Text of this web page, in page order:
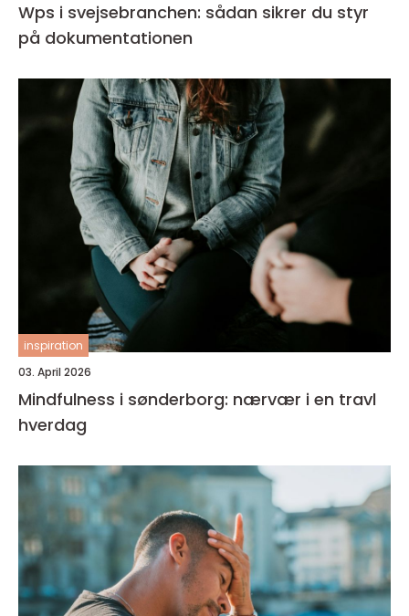
Wps i svejsebranchen: sådan sikrer du styr
på dokumentationen
inspiration
03. April 2026
Mindfulness i sønderborg: nærvær i en travl
hverdag